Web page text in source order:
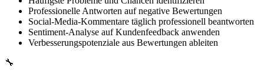
Professionelle Antworten auf negative Bewertungen
Social-Media-Kommentare täglich professionell beantworten
Sentiment-Analyse auf Kundenfeedback anwenden
Verbesserungspotenziale aus Bewertungen ableiten
🔧